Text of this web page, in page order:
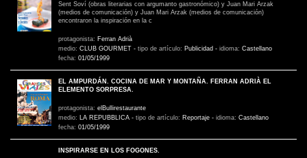
Sent Soví (obras literarias con argumanto gastronómico) y Juan Mari Arzak
(medios de comunicación) y Juan Mari Arzak (medios de comunicación)
encontraron la inspiración en la c
protagonista: Ferran Adrià
medio: CLUB GOURMET - tipo de artículo: Publicidad - idioma: Castellano
fecha: 01/05/1999
EL AMPURDÁN. COCINA DE MAR Y MONTAÑA. FERRAN ADRIÀ EL
ELEMENTO SORPRESA.
protagonista: elBullirestaurante
medio: LA REPUBBLICA - tipo de artículo: Reportaje - idioma: Castellano
fecha: 01/05/1999
INSPIRARSE EN LOS FOGONES.